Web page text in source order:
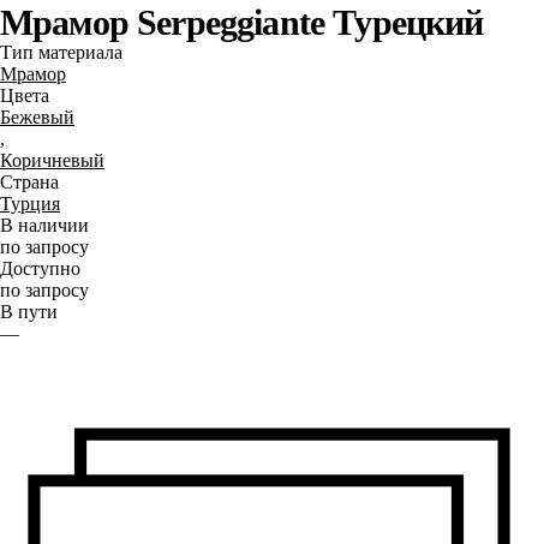
Мрамор Serpeggiante Турецкий
Тип материала
Мрамор
Цвета
Бежевый
,
Коричневый
Страна
Турция
В наличии
по запросу
Доступно
по запросу
В пути
—